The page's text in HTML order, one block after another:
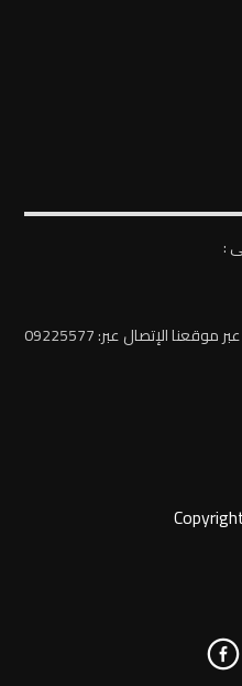
:
موقعنا الإتصال عبر: 09225577